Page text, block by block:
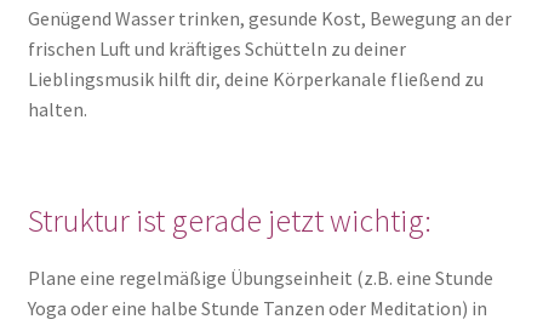
Genügend Wasser trinken, gesunde Kost, Bewegung an der
frischen Luft und kräftiges Schütteln zu deiner
Lieblingsmusik hilft dir, deine Körperkanale fließend zu
halten.
Struktur ist gerade jetzt wichtig:
Plane eine regelmäßige Übungseinheit (z.B. eine Stunde
Yoga oder eine halbe Stunde Tanzen oder Meditation) in